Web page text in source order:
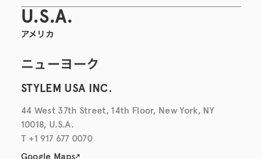
U.S.A.
アメリカ
ニューヨーク
STYLEM USA INC.
44 West 37th Street, 14th Floor, New York, NY
10018, U.S.A.
T +1 917 677 0070
Google Maps